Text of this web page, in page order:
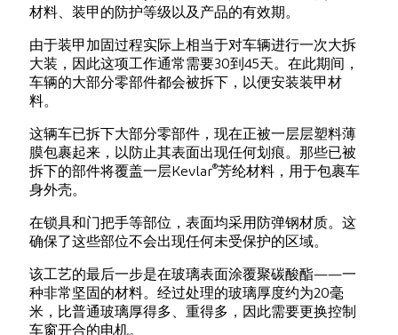
材料、装甲的防护等级以及产品的有效期。
由于装甲加固过程实际上相当于对车辆进行一次大拆
大装，因此这项工作通常需要30到45天。在此期间，
车辆的大部分零部件都会被拆下，以便安装装甲材
料。
这辆车已拆下大部分零部件，现在正被一层层塑料薄
膜包裹起来，以防止其表面出现任何划痕。那些已被
拆下的部件将覆盖一层Kevlar®芳纶材料，用于包裹车
身外壳。
在锁具和门把手等部位，表面均采用防弹钢材质。这
确保了这些部位不会出现任何未受保护的区域。
该工艺的最后一步是在玻璃表面涂覆聚碳酸酯——一
种非常坚固的材料。经过处理的玻璃厚度约为20毫
米，比普通玻璃厚得多、重得多，因此需要更换控制
车窗开合的电机。